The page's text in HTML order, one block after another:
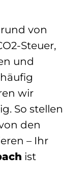
von
Steuer,
und
wir
So stellen
den
– Ihr
ist